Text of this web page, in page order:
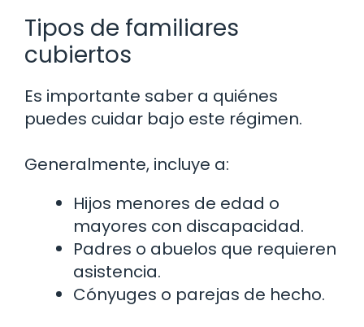
Tipos de familiares
cubiertos
Es importante saber a quiénes
puedes cuidar bajo este régimen.
Generalmente, incluye a:
Hijos menores de edad o
mayores con discapacidad.
Padres o abuelos que requieren
asistencia.
Cónyuges o parejas de hecho.